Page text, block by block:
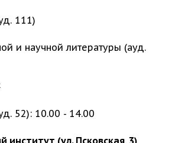
111)
и научной литературы (ауд.
52): 10.00 - 14.00